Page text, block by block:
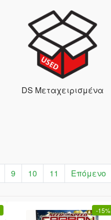
DS Μεταχειρισμένα
9 10 11 Επόμενο
-15%